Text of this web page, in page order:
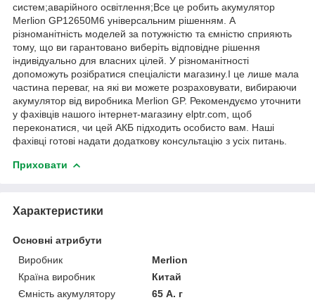
систем;аварійного освітлення;Все це робить акумулятор
Merlion GP12650M6 універсальним рішенням. А
різноманітність моделей за потужністю та ємністю сприяють
тому, що ви гарантовано виберіть відповідне рішення
індивідуально для власних цілей. У різноманітності
допоможуть розібратися спеціалісти магазину.І це лише мала
частина переваг, на які ви можете розраховувати, вибираючи
акумулятор від виробника Merlion GP. Рекомендуємо уточнити
у фахівців нашого інтернет-магазину elptr.com, щоб
переконатися, чи цей АКБ підходить особисто вам. Наші
фахівці готові надати додаткову консультацію з усіх питань.
Приховати
Характеристики
Основні атрибути
Виробник
Merlion
Країна виробник
Китай
Ємність акумулятору
65 А. г